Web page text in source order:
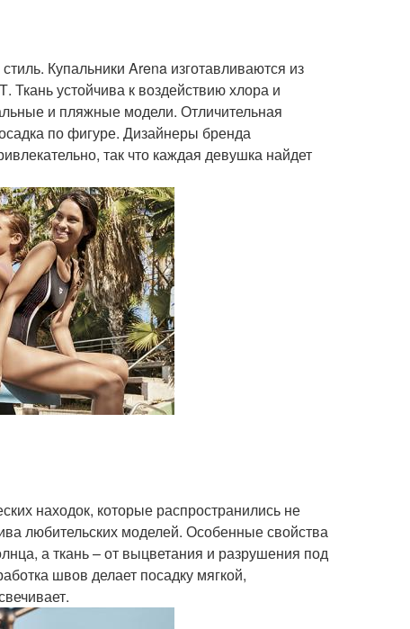
Купальники Arena изготавливаются из
Ткань устойчива к воздействию хлора и
и пляжные модели. Отличительная
по фигуре. Дизайнеры бренда
так что каждая девушка найдет
находок, которые распространились не
любительских моделей. Особенные свойства
а ткань – от выцветания и разрушения под
швов делает посадку мягкой,